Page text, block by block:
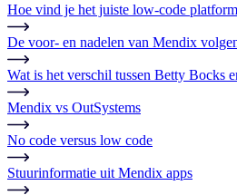
Hoe vind je het juiste low-code
De voor- en nadelen van Mendix
Wat is het verschil tussen Betty Bocks
Mendix vs OutSystems
No code versus low code
Stuurinformatie uit Mendix apps